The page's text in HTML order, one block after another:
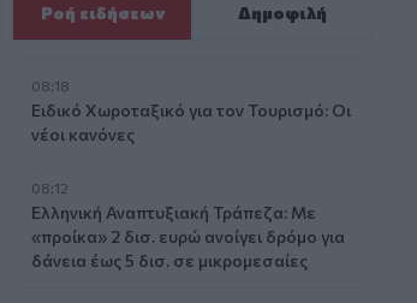
Ροή ειδήσεων Δημοφιλή
08:18
Ειδικό Χωροταξικό για τον Τουρισμό: Οι
νέοι κανόνες
08:12
Ελληνική Αναπτυξιακή Τράπεζα: Με
«προίκα» 2 δισ. ευρώ ανοίγει δρόμο για
δάνεια έως 5 δισ. σε μικρομεσαίες